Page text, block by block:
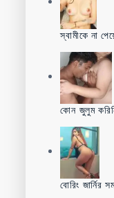
স্বামীকে না
কোন জুলুম
বোরিং জার্নির